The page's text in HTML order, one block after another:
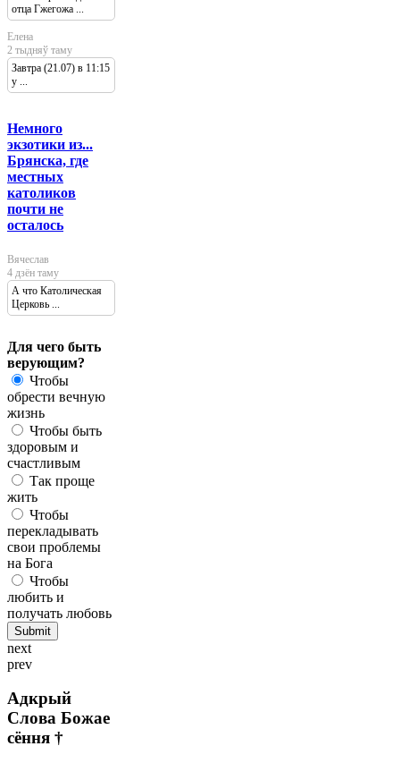
отца Гжегожа ...
Елена
2 тыдняў таму
Завтра (21.07) в 11:15
у ...
Немного
экзотики из...
Брянска, где
местных
католиков
почти не
осталось
Вячеслав
4 дзён таму
А что Католическая
Церковь ...
Для чего быть
верующим?
Чтобы
обрести вечную
жизнь
Чтобы быть
здоровым и
счастливым
Так проще
жить
Чтобы
перекладывать
свои проблемы
на Бога
Чтобы
любить и
получать любовь
next
prev
Адкрый
Слова Божае
сёння †